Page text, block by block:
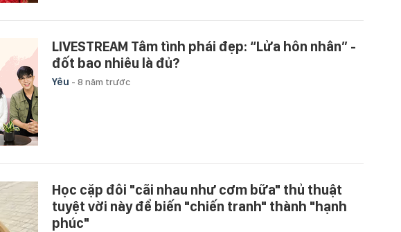
LIVESTREAM Tâm tình phái đẹp: “Lửa hôn nhân” -
đốt bao nhiêu là đủ?
Yêu - 8 năm trước
Học cặp đôi "cãi nhau như cơm bữa" thủ thuật
tuyệt vời này để biến "chiến tranh" thành "hạnh
phúc"